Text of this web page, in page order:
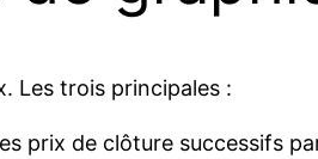
Les trois principales :
prix de clôture successifs